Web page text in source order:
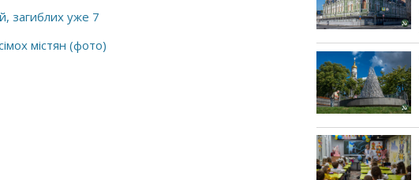
загиблих уже 7
містян (фото)